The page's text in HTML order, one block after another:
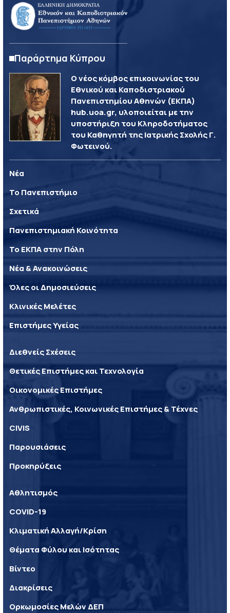
Παράρτημα Κύπρου
Ο νέος κόμβος επικοινωνίας του
Εθνικού και Καποδιστριακού
Πανεπιστημίου Αθηνών (ΕΚΠΑ)
hub.uoa.gr, υλοποιείται με την
υποστήριξη του Κληροδοτήματος
του Καθηγητή της Ιατρικής Σχολής Γ.
Φωτεινού.
Νέα
Το Πανεπιστήμιο
Σχετικά
Πανεπιστημιακή Κοινότητα
Το ΕΚΠΑ στην Πόλη
Νέα & Ανακοινώσεις
Όλες οι Δημοσιεύσεις
Κλινικές Μελέτες
Επιστήμες Υγείας
Διεθνείς Σχέσεις
Θετικές Επιστήμες και Τεχνολογία
Οικονομικές Επιστήμες
Ανθρωπιστικές, Κοινωνικές Επιστήμες & Τέχνες
CIVIS
Παρουσιάσεις
Προκηρύξεις
Αθλητισμός
COVID-19
Κλιματική Αλλαγή/Κρίση
Θέματα Φύλου και Ισότητας
Βίντεο
Διακρίσεις
Ορκωμοσίες Μελών ΔΕΠ